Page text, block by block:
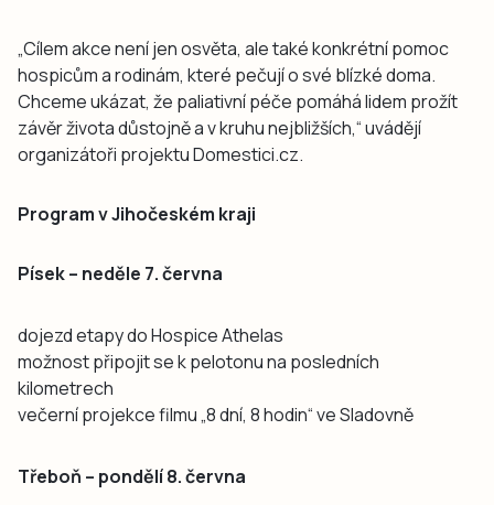
„Cílem akce není jen osvěta, ale také konkrétní pomoc
hospicům a rodinám, které pečují o své blízké doma.
Chceme ukázat, že paliativní péče pomáhá lidem prožít
závěr života důstojně a v kruhu nejbližších,“ uvádějí
organizátoři projektu Domestici.cz.
Program v Jihočeském kraji
Písek – neděle 7. června
dojezd etapy do Hospice Athelas
možnost připojit se k pelotonu na posledních
kilometrech
večerní projekce filmu „8 dní, 8 hodin“ ve Sladovně
Třeboň – pondělí 8. června